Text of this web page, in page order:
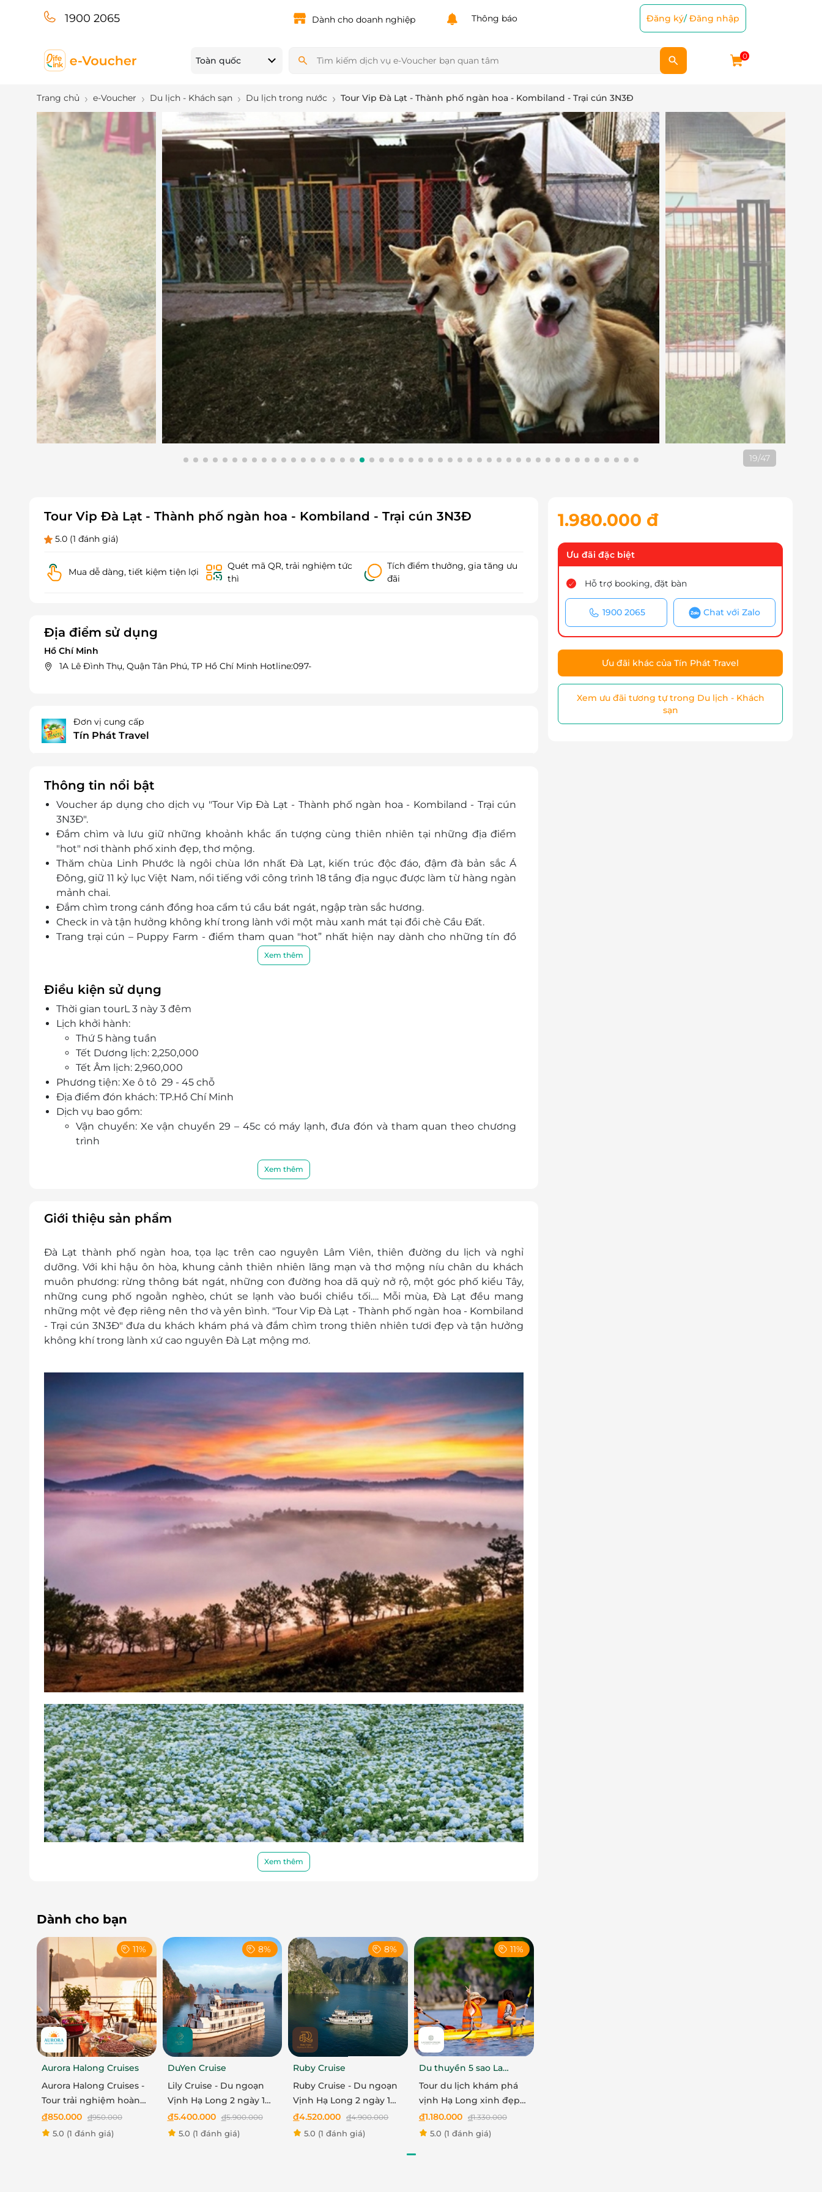
1900 2065 Dành cho doanh nghiệp Thông báo Đăng ký/Đăng nhập
Toàn quốc 0
Trang chủ e-Voucher Du lịch - Khách sạn Du lịch trong nước Tour Vip Đà Lạt - Thành phố ngàn hoa - Kombiland - Trại cún 3N3Đ
20/47
Tour Vip Đà Lạt - Thành phố ngàn hoa - Kombiland - Trại cún 3N3Đ
5.0 (1 đánh giá)
Mua dễ dàng, tiết kiệm tiện lợi
Quét mã QR, trải nghiệm tức
thì
Tích điểm thưởng, gia tăng ưu
đãi
Địa điểm sử dụng
Hồ Chí Minh
1A Lê Đình Thụ, Quận Tân Phú, TP Hồ Chí Minh Hotline:097-
Đơn vị cung cấp
Tín Phát Travel
Thông tin nổi bật
Voucher áp dụng cho dịch vụ "Tour Vip Đà Lạt - Thành phố ngàn hoa - Kombiland - Trại cún
3N3Đ".
Đắm chìm và lưu giữ những khoảnh khắc ấn tượng cùng thiên nhiên tại những địa điểm
"hot" nơi thành phố xinh đẹp, thơ mộng.
Thăm chùa Linh Phước là ngôi chùa lớn nhất Đà Lạt, kiến trúc độc đáo, đậm đà bản sắc Á
Đông, giữ 11 kỷ lục Việt Nam, nổi tiếng với công trình 18 tầng địa ngục được làm từ hàng ngàn
mảnh chai.
Đắm chìm trong cánh đồng hoa cẩm tú cầu bát ngát, ngập tràn sắc hương.
Check in và tận hưởng không khí trong lành với một màu xanh mát tại đồi chè Cầu Đất.
Trang trại cún – Puppy Farm - điểm tham quan "hot” nhất hiện nay dành cho những tín đồ
Đường hầm Đất Sét lạc giữ rừng thông xanh biếc, nơi có các công trình nghệ thuật với những
tác phẩm điêu khắc bằng đất nung hoành tráng, ấn tượng được sách Kỷ lục Việt Nam công
nhận.
Gợi nhắc về lịch sử phát triển của thành phố ngàn hoa với các công trình thu nhỏ như: ga xe
lửa, dinh Bảo Đại, Đại học Đà Lạt, nhà thờ Con Gà...
Hồ vô vực ảo diệu, địa điểm thu hút nhiều du khách.
Tham quan Đà Lạt Fairytale Land tọa lạc giữa lòng thành phố mộng mơ, trở về tuổi thơ ngỡ
với những khung cảnh cổ tích, thần tiên thu nhỏ giữa trần gian.
Ghé thăm chợ hoa quả Đà Lạt bạt ngàn hoa trái tươi ngon.
Tham quan Kombi land – một trong những đại điểm du lịch đang làm mưa làm gió tại Đà Lạt
với tiểu canh xương rồng đưa du khách lạc vào không gian Du Bai thu nhỏ.
Khung cảnh hoang dại những không kém phần thơ mộng và huyền bí, thiên đường "sống
ảo" cực chất cho du khách.
Thưởng thức rượu vang và những món ăn độc đáo.
Xem thêm
Điều kiện sử dụng
Thời gian tourL 3 này 3 đêm
Lịch khởi hành:
Thứ 5 hàng tuần
Tết Dương lịch: 2,250,000
Tết Âm lịch: 2,960,000
Phương tiện: Xe ô tô 29 - 45 chỗ
Địa điểm đón khách: TP.Hồ Chí Minh
Dịch vụ bao gồm:
Vận chuyển: Xe vận chuyển 29 – 45c có máy lạnh, đưa đón và tham quan theo chương
trình
Ăn chính: 05 bữa (Trong đó có 03 bữa set menu + bữa thực đơn tiệc + 01 bữa buffet
rau không giới hạn).
Dịch vụ khác:
Hướng dẫn viên thuyết minh và phục vụ cho đoàn suốt tuyến.
Vé vào cổng tham quan các thắng cảnh như chương trình. (01 lượt)
Khăn lạnh, nước uống trên đường (1 khăn, 1 chai/ ngày).
Quà tặng nón du lịch
Dịch vụ không bao gồm:
Vui chơi giải trí cá nhân, và các chi phí ăn uống ngoài chương trình.
VAT.
Trẻ em từ 10 tuổi trở lên mua 100% giá tour.
Trẻ em từ 5 – 9 tuổi: Mua 70% giá tour. (Tiêu chuẩn: 01 ghế ngồi trên xe, suất ăn, vé tham
quan, không có suất ngủ - bé ngủ chung với gia đình).
Trẻ em dưới 05 tuổi trở xuống: Không tính vé, gia đình tự lo cho bé.
2 người lớn chỉ được kèm 1 trẻ em từ 5 tuổi trở xuống, trẻ em thứ 02 trở lên phải mua 70%
giá tour.
Phòng: Báo từng trường hợp
Tết Dương lịch: Không phụ thu
Thông tin đặt tour: Đặt 7 - 10 ngày trước ngày khởi hành
Điện thoại đặt tour & tư vấn HCM (9h00 - 20h00): 1900 2065 / 0973428858 - 0906229691
Điều kiện hoãn/huỷ tour: Nhằm đảm bảo lịch khởi hành, chúng tôi không hỗ trợ hoàn/hủy/
đổi/trả voucher. Do vậy quý khách vui lòng cân nhắc kỹ trước khi thanh toán.
Điều kiện khác:
Áp dụng 01 E-Voucher/E-Coupon cho 01 khách
Một khách hàng được mua nhiều E-Voucher/E-Coupon
E-Voucher/E-Coupon không có giá trị quy đổi thành tiền mặt, không trả lại tiền thừa.
Xem thêm
Giới thiệu sản phẩm
Đà Lạt thành phố ngàn hoa, tọa lạc trên cao nguyên Lâm Viên, thiên đường du lịch và nghỉ
dưỡng. Với khi hậu ôn hòa, khung cảnh thiên nhiên lãng mạn và thơ mộng níu chân du khách
muôn phương: rừng thông bát ngát, những con đường hoa dã quỳ nở rộ, một góc phố kiểu Tây,
những cung phố ngoằn nghèo, chút se lạnh vào buổi chiều tối…. Mỗi mùa, Đà Lạt đều mang
những một vẻ đẹp riêng nên thơ và yên bình. "Tour Vip Đà Lạt - Thành phố ngàn hoa - Kombiland
- Trại cún 3N3Đ" đưa du khách khám phá và đắm chìm trong thiên nhiên tươi đẹp và tận hưởng
không khí trong lành xứ cao nguyên Đà Lạt mộng mơ.
Xem thêm
1.980.000 đ
Ưu đãi đặc biệt
Hỗ trợ booking, đặt bàn
1900 2065 Chat với Zalo
Ưu đãi khác của Tín Phát Travel
Xem ưu đãi tương tự trong Du lịch - Khách
sạn
Dành cho bạn
11%
Aurora Halong Cruises
Aurora Halong Cruises -
Tour trải nghiệm hoàng
hôn trên vịnh Hạ Long
đ850.000 đ950.000
5.0 (1 đánh giá)
8%
DuYen Cruise
Lily Cruise - Du ngoạn
Vịnh Hạ Long 2 ngày 1
đêm
đ5.400.000 đ5.900.000
5.0 (1 đánh giá)
8%
Ruby Cruise
Ruby Cruise - Du ngoạn
Vịnh Hạ Long 2 ngày 1
đêm
đ4.520.000 đ4.900.000
5.0 (1 đánh giá)
11%
Du thuyền 5 sao La
Casta Cruise
Tour du lịch khám phá
vịnh Hạ Long xinh đẹp
cùng du thuyền La Casta
Daily
đ1.180.000 đ1.330.000
5.0 (1 đánh giá)